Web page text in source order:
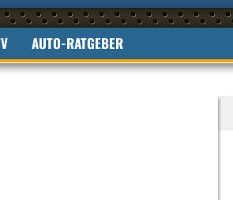
AUTO-RATGEBER